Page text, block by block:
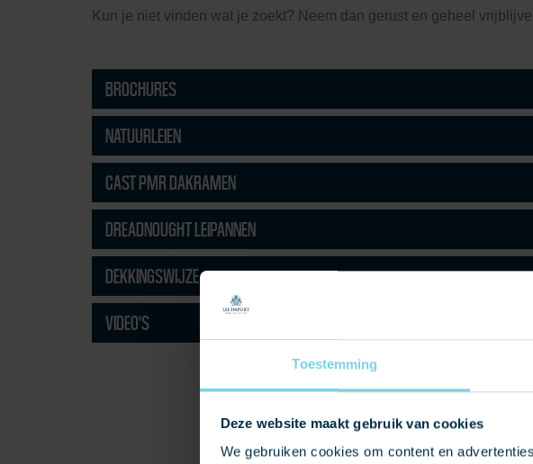
Toestemming
Deze website maakt gebruik van cookies
We gebruiken cookies om content en
Kun je niet vinden wat je zoekt? Neem dan gerust en geheel
BROCHURES
NATUURLEIEN
CAST PMR DAKRAMEN
DREADNOUGHT LEIPANNEN
DEKKINGSWIJZE
VIDEO'S